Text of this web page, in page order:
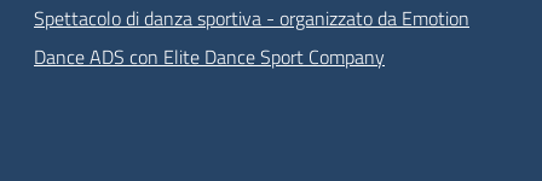
Spettacolo di danza sportiva - organizzato da Emotion
Dance ADS con Elite Dance Sport Company